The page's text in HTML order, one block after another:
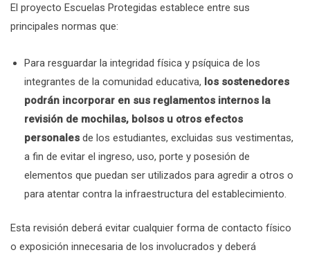
El proyecto Escuelas Protegidas establece entre sus
principales normas que:
Para resguardar la integridad física y psíquica de los
integrantes de la comunidad educativa, los sostenedores
podrán incorporar en sus reglamentos internos la
revisión de mochilas, bolsos u otros efectos
personales de los estudiantes, excluidas sus vestimentas,
a fin de evitar el ingreso, uso, porte y posesión de
elementos que puedan ser utilizados para agredir a otros o
para atentar contra la infraestructura del establecimiento.
Esta revisión deberá evitar cualquier forma de contacto físico
o exposición innecesaria de los involucrados y deberá